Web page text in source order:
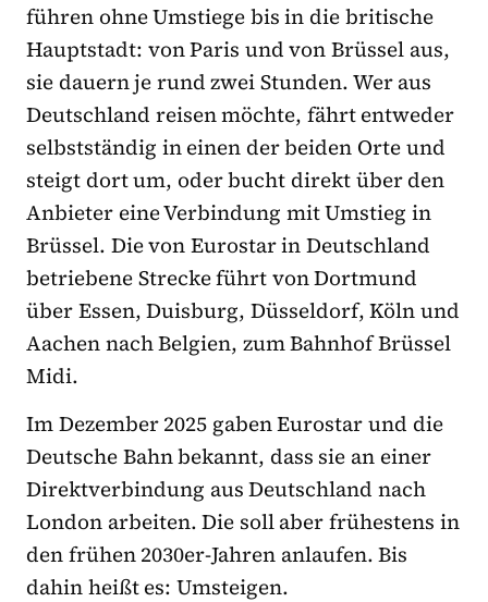
führen ohne Umstiege bis in die britische
Hauptstadt: von Paris und von Brüssel aus,
sie dauern je rund zwei Stunden. Wer aus
Deutschland reisen möchte, fährt entweder
selbstständig in einen der beiden Orte und
steigt dort um, oder bucht direkt über den
Anbieter eine Verbindung mit Umstieg in
Brüssel. Die von Eurostar in Deutschland
betriebene Strecke führt von Dortmund
über Essen, Duisburg, Düsseldorf, Köln und
Aachen nach Belgien, zum Bahnhof Brüssel
Midi.
Im Dezember 2025 gaben Eurostar und die
Deutsche Bahn bekannt, dass sie an einer
Direktverbindung aus Deutschland nach
London arbeiten. Die soll aber frühestens in
den frühen 2030er-Jahren anlaufen. Bis
dahin heißt es: Umsteigen.